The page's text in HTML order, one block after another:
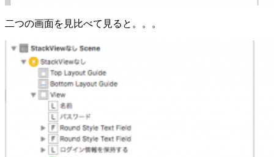
二つの画面を見比べて見ると。。。